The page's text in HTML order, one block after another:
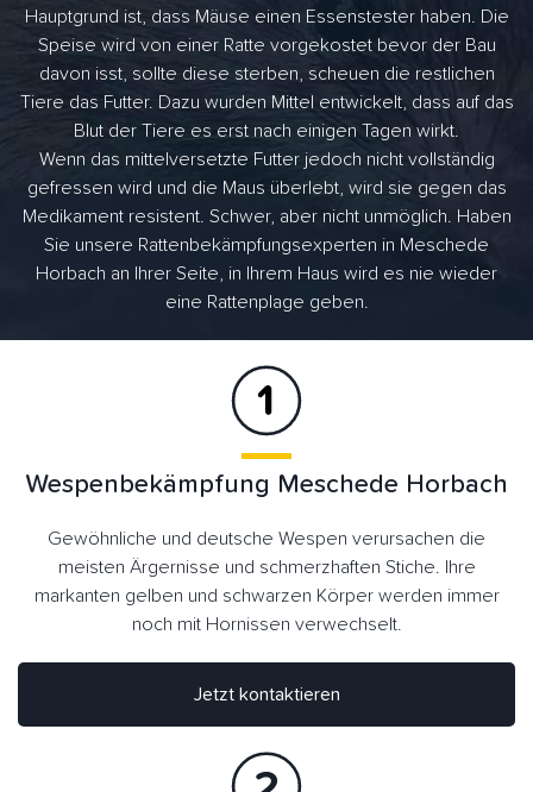
Hauptgrund ist, dass Mäuse einen Essenstester haben. Die
Speise wird von einer Ratte vorgekostet bevor der Bau
davon isst, sollte diese sterben, scheuen die restlichen
Tiere das Futter. Dazu wurden Mittel entwickelt, dass auf das
Blut der Tiere es erst nach einigen Tagen wirkt.
Wenn das mittelversetzte Futter jedoch nicht vollständig
gefressen wird und die Maus überlebt, wird sie gegen das
Medikament resistent. Schwer, aber nicht unmöglich. Haben
Sie unsere Rattenbekämpfungsexperten in Meschede
Horbach an Ihrer Seite, in Ihrem Haus wird es nie wieder
eine Rattenplage geben.
Wespenbekämpfung Meschede Horbach
Gewöhnliche und deutsche Wespen verursachen die
meisten Ärgernisse und schmerzhaften Stiche. Ihre
markanten gelben und schwarzen Körper werden immer
noch mit Hornissen verwechselt.
Jetzt kontaktieren